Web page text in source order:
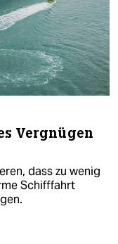
Vergnügen
dass zu wenig
Schifffahrt